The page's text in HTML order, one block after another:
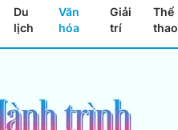
Du
lịch
Văn
hóa
Giải
trí
Thể
thao